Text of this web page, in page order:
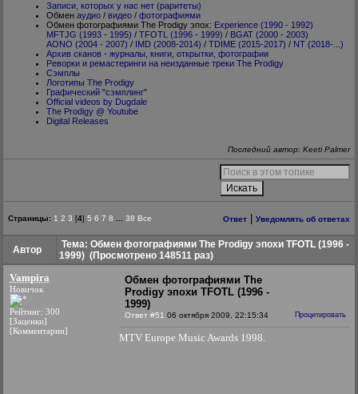
Записи, которых у нас нет (раритеты)
Обмен аудио / видео / фотографиями
Обмен фотографиями The Prodigy эпох: Experience (1990 - 1992)
MFTJG (1993 - 1995) / TFOTL (1996 - 1999) / BGAT (2000 - 2003)
AONO (2004 - 2007) / IMD (2008-2014) / TDIME (2015-2017) / NT (2018-...)
Архив сканов - журналы, книги, открытки, фотографии
Реворки и ремастеринги на неизданные треки The Prodigy
Сэмплы
Логотипы The Prodigy
Графический "сэмплинг"
Official videos by Dugdale
The Prodigy @ Youtube
Digital Releases
Последний автор: Keeti Palmer
Страницы: 1 2 3 [4] 5 6 7 8 38 Все Ответ Уведомлять об ответах
Автор
Тема: Обмен фотографиями The Prodigy эпохи TFOTL (1996 -
1999) (Просмотрено 148511 раз)
Vampira
Новичок
Рейтинг: 300
[Заценки]
[Комментарии]
Обмен фотографиями The
Prodigy эпохи TFOTL (1996 -
1999)
Ответ #51 06 октября 2009, 22:15:34 Процитировать
MTV Europe Music Awards 1998.